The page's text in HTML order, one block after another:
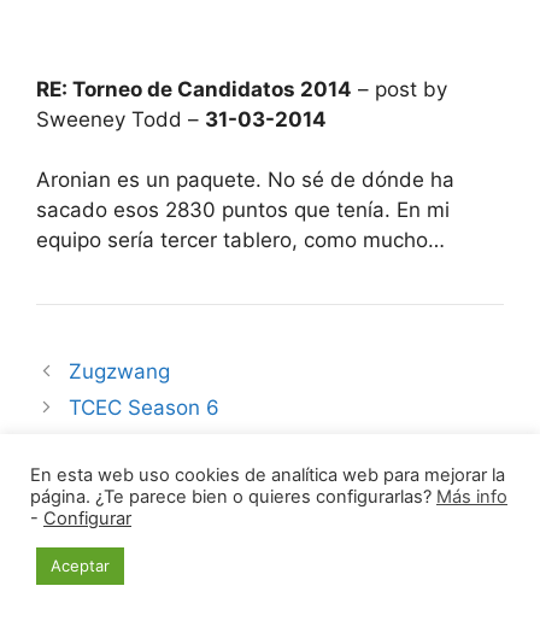
RE: Torneo de Candidatos 2014 – post by
Sweeney Todd – 31-03-2014
Aronian es un paquete. No sé de dónde ha
sacado esos 2830 puntos que tenía. En mi
equipo sería tercer tablero, como mucho…
Zugzwang
TCEC Season 6
Buscar:
En esta web uso cookies de analítica web para mejorar la
página. ¿Te parece bien o quieres configurarlas? Más info
- Configurar
Aceptar